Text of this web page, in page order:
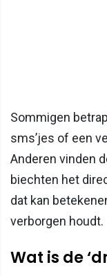
Sommigen
sms’jes of een
Anderen vinden
biechten het
dat kan
verborgen houdt.
Wat is de